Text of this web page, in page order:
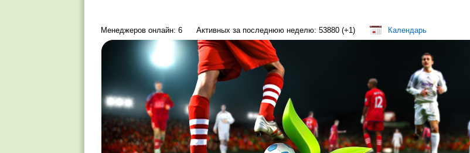
Менеджеров онлайн: 6
Активных за последнюю неделю: 53880 (+1) Календарь